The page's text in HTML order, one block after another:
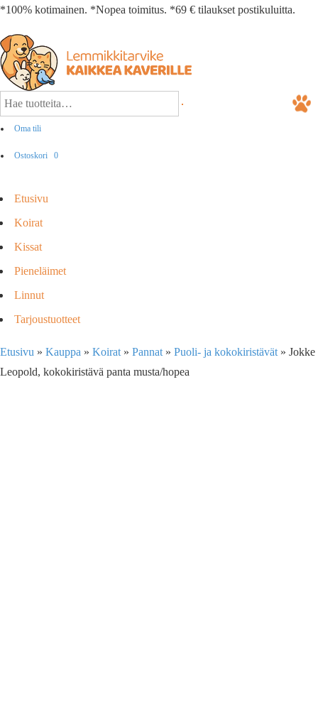
*100% kotimainen. *Nopea toimitus. *69 € tilaukset postikuluitta.
Oma tili
Ostoskori 0
Etusivu
Koirat
Kissat
Pieneläimet
Linnut
Tarjoustuotteet
Etusivu » Kauppa » Koirat » Pannat » Puoli- ja kokokiristävät » Jokke
Leopold, kokokiristävä panta musta/hopea